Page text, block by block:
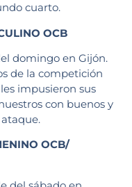
cuarto.
OCB
domingo en Gijón.
de la competición
impusieron sus
con buenos y
OCB/